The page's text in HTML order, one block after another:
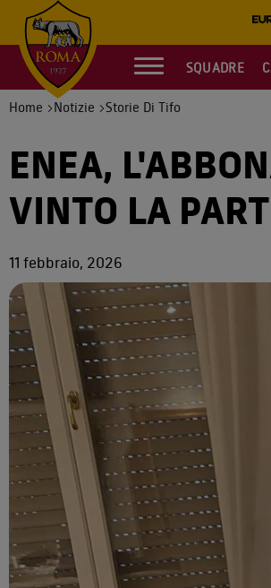
SQUADRE
Home Notizie Storie Di Tifo
ENEA,
VINTO LA
11 febbraio, 2026